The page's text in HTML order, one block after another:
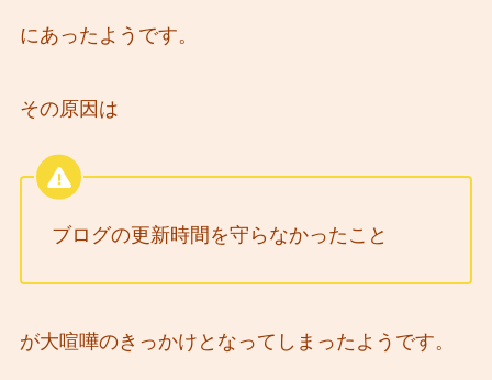
にあったようです。
その原因は
ブログの更新時間を守らなかったこと
が大喧嘩のきっかけとなってしまったようです。